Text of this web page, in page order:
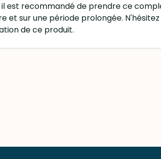
est recommandé de prendre ce
et sur une période prolongée.
de ce produit.